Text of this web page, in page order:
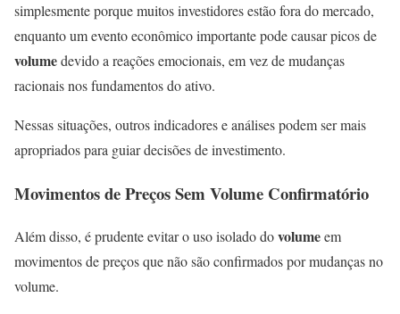
simplesmente porque muitos investidores estão fora do mercado,
enquanto um evento econômico importante pode causar picos de
volumedevido a reações emocionais, em vez de mudanças
racionais nos fundamentos do ativo.
Nessas situações, outros indicadores e análises podem ser mais
apropriados para guiar decisões de investimento.
Movimentos de Preços Sem Volume Confirmatório
Além disso, é prudente evitar o uso isolado dovolumeem
movimentos de preços que não são confirmados por mudanças no
volume.